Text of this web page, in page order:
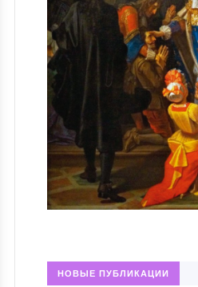
НОВЫЕ ПУБЛИКАЦИИ